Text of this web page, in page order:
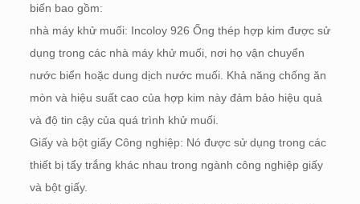
biến bao gồm:
nhà máy khử muối: Incoloy 926 Ống thép hợp kim được sử
dụng trong các nhà máy khử muối, nơi họ vận chuyển
nước biển hoặc dung dịch nước muối. Khả năng chống ăn
mòn và hiệu suất cao của hợp kim này đảm bảo hiệu quả
và độ tin cậy của quá trình khử muối.
Giấy và bột giấy Công nghiệp: Nó được sử dụng trong các
thiết bị tẩy trắng khác nhau trong ngành công nghiệp giấy
và bột giấy.